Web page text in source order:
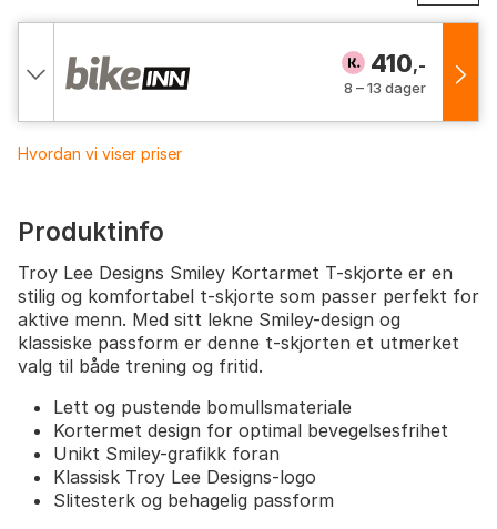
410,-
8 – 13 dager
Hvordan vi viser priser
Produktinfo
Troy Lee Designs Smiley Kortarmet T-skjorte er en
stilig og komfortabel t-skjorte som passer perfekt for
aktive menn. Med sitt lekne Smiley-design og
klassiske passform er denne t-skjorten et utmerket
valg til både trening og fritid.
Lett og pustende bomullsmateriale
Kortermet design for optimal bevegelsesfrihet
Unikt Smiley-grafikk foran
Klassisk Troy Lee Designs-logo
Slitesterk og behagelig passform